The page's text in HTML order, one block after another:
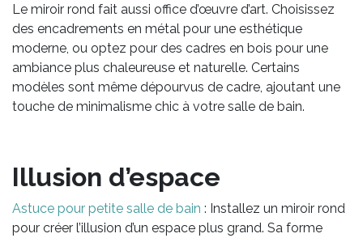
Le miroir rond fait aussi office d’œuvre d’art. Choisissez
des encadrements en métal pour une esthétique
moderne, ou optez pour des cadres en bois pour une
ambiance plus chaleureuse et naturelle. Certains
modèles sont même dépourvus de cadre, ajoutant une
touche de minimalisme chic à votre salle de bain.
Illusion d’espace
Astuce pour petite salle de bain : Installez un miroir rond
pour créer l’illusion d’un espace plus grand. Sa forme